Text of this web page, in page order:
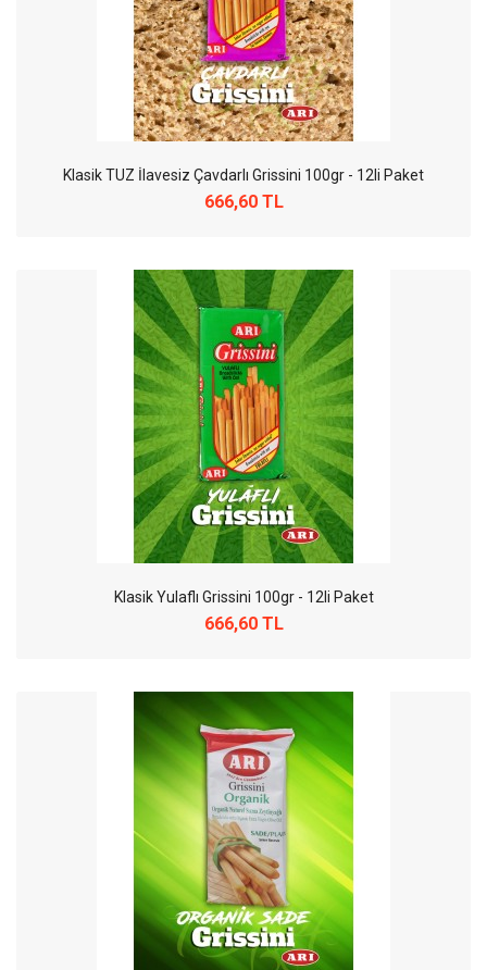
Klasik TUZ İlavesiz Çavdarlı Grissini 100gr - 12li Paket
666,60 TL
Klasik Yulaflı Grissini 100gr - 12li Paket
666,60 TL